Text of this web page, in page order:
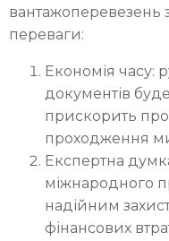
вантажоперевезень
переваги:
Економія часу:
документів
прискорить
проходження
Експертна
міжнародного
надійним
фінансових